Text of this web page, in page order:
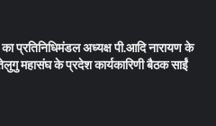
प्रतिनिधिमंडल अध्यक्ष पी.आदि नारायण के
महासंघ के प्रदेश कार्यकारिणी बैठक साईं